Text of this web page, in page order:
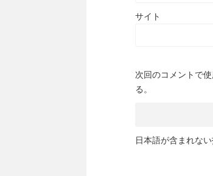
サイト
次回のコメントで
る。
日本語が含まれな